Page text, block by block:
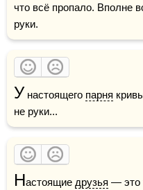
что всё пропало. Вполне
руки.
У настоящего парня
не руки...
Настоящие друзья — это